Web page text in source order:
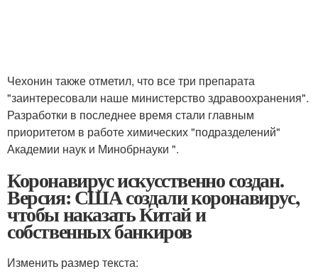
Чехонин также отметил, что все три препарата
"заинтересовали наше министерство здравоохранения".
Разработки в последнее время стали главным
приоритетом в работе химических "подразделений"
Академии наук и Минобрнауки ".
Коронавирус искусственно создан.
Версия: США создали коронавирус,
чтобы наказать Китай и
собственных банкиров
Изменить размер текста: